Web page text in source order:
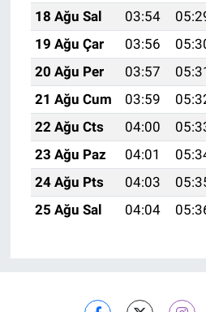
18 Ağu Sal
03:54
19 Ağu Çar
03:56
20 Ağu Per
03:57
21 Ağu Cum
03:59
22 Ağu Cts
04:00
23 Ağu Paz
04:01
24 Ağu Pts
04:03
25 Ağu Sal
04:04